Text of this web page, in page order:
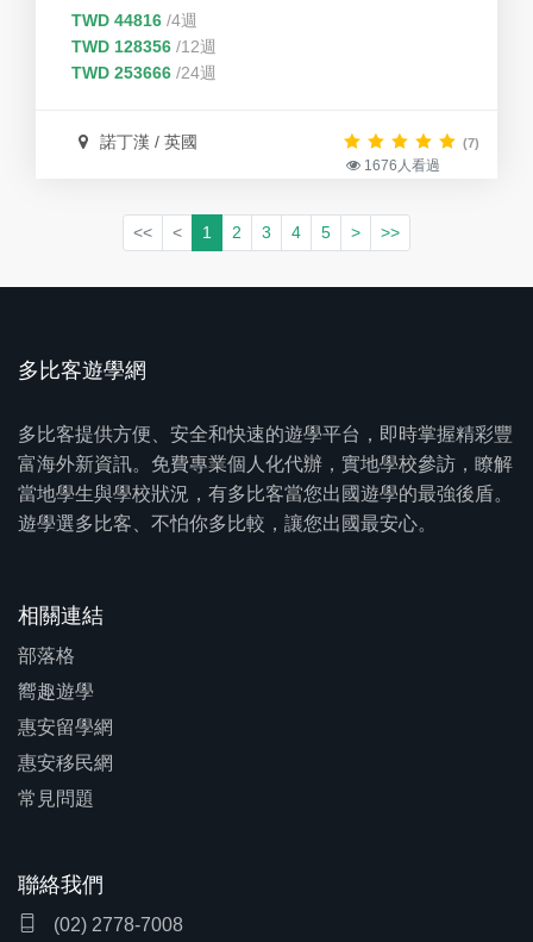
生可以參加許多免費的活動，從活動中可以用英文多
認識不同國家的朋友，同時也可以在生活中不斷的使
用英文，將我們在教室學習的運用在生活上，讓學生
TWD 44816 /4週
TWD 128356 /12週
TWD 253666 /24週
諾丁漢 / 英國 (7)
1676人看過
<< < 1 2 3 4 5 > >>
多比客遊學網
多比客提供方便、安全和快速的遊學平台，即時掌握精彩豐
富海外新資訊。免費專業個人化代辦，實地學校參訪，瞭解
當地學生與學校狀況，有多比客當您出國遊學的最強後盾。
遊學選多比客、不怕你多比較，讓您出國最安心。
相關連結
部落格
嚮趣遊學
惠安留學網
惠安移民網
常見問題
聯絡我們
(02) 2778-7008